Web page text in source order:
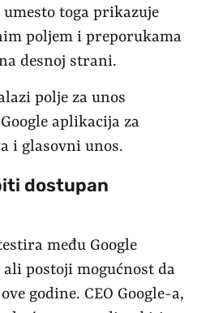
toga prikazuje
poljem i preporukama
desnoj strani.
polje za unos
aplikacija za
i glasovni unos.
dostupan
među Google
postoji mogućnost da
godine. CEO Google-a,